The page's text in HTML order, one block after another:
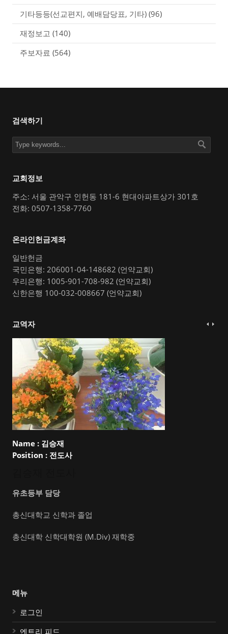
기타등등(선교편지, 예배담당표, 기타) (96)
재정보고 (140)
주보자료 (564)
검색하기
교회정보
주소: 서울 관악구 인헌동 181-6 현대아파트상가 301호
전화: 0507-1358-7760
온라인헌금계좌
일반헌금
국민은행: 206001-04-148682 (언약교회)
우리은행: 1005-901-708-982 (언약교회)
신한은행 100-032-008667 (언약교회)
교역자
Name : 김승재
Position : 전도사
유초등부 담당
총신대학교 신학과 졸업
총신대학 신학대학원 (M.Div) 재학중
메뉴
로그인
엔트리 피드